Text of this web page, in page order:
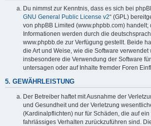
Du nimmst zur Kenntnis, dass es sich bei
GNU General Public License v2“ (GPL)
von phpBB Limited (www.phpbb.com) handelt;
Informationen werden durch die
www.phpbb.de zur Verfügung gestellt. Beide
die Art und Weise, wie die Software verwendet
insbesondere die Verwendung der Software
untersagen oder auf Inhalte fremder Foren
5. GEWÄHRLEISTUNG
Der Betreiber haftet mit Ausnahme der
und Gesundheit und der Verletzung
(Kardinalpflichten) nur für Schäden, die auf
fahrlässiges Verhalten zurückzuführen sind.